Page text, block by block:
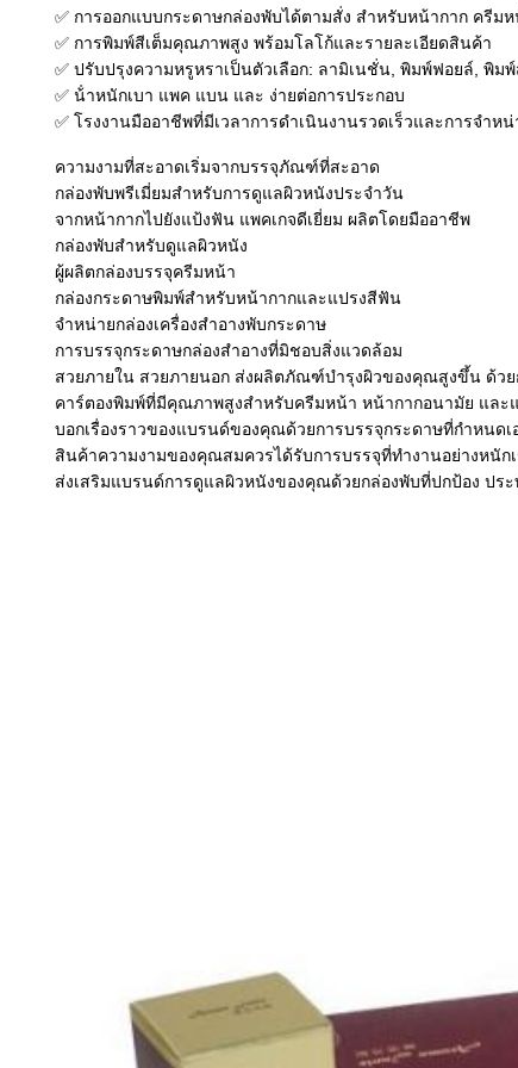
✅ การออกแบบกระดาษกล่องพับได้ตามสั่ง สําหรับหน้ากาก ครีม
✅ การพิมพ์สีเต็มคุณภาพสูง พร้อมโลโก้และรายละเอียดสินค้า
✅ ปรับปรุงความหรูหราเป็นตัวเลือก: ลามิเนชั่น, พิมพ์ฟอยล์, พิม
✅ น้ําหนักเบา แพค แบน และ ง่ายต่อการประกอบ
✅ โรงงานมืออาชีพที่มีเวลาการดําเนินงานรวดเร็วและการจําห
ความงามที่สะอาดเริ่มจากบรรจุภัณฑ์ที่สะอาด
กล่องพับพรีเมี่ยมสําหรับการดูแลผิวหนังประจําวัน
จากหน้ากากไปยังแป้งฟัน แพคเกจดีเยี่ยม ผลิตโดยมืออาชีพ
กล่องพับสําหรับดูแลผิวหนัง
ผู้ผลิตกล่องบรรจุครีมหน้า
กล่องกระดาษพิมพ์สําหรับหน้ากากและแปรงสีฟัน
จําหน่ายกล่องเครื่องสําอางพับกระดาษ
การบรรจุกระดาษกล่องสําอางที่มิชอบสิ่งแวดล้อม
สวยภายใน สวยภายนอก ส่งผลิตภัณฑ์บํารุงผิวของคุณสูงขึ้น ด้วย
คาร์ตองพิมพ์ที่มีคุณภาพสูงสําหรับครีมหน้า หน้ากากอนามัย แล
บอกเรื่องราวของแบรนด์ของคุณด้วยการบรรจุกระดาษที่กําหนดเ
สินค้าความงามของคุณสมควรได้รับการบรรจุที่ทํางานอย่างหนัก
ส่งเสริมแบรนด์การดูแลผิวหนังของคุณด้วยกล่องพับที่ปกป้อง ปร